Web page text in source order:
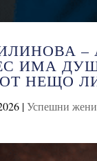
–
ИМА
НЕЩО
|Успешни жени